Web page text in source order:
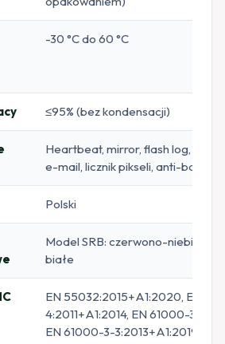
-30 °C do 60 °C
≤95% (bez kondensacji)
Heartbeat, mirror, flash log, reset
e-mail, licznik pikseli, anti-banding
Polski
Model SRB: czerwono-
białe
EN 55032:2015+A1:2020, EN
4:2011+A1:2014, EN 61000-3-
EN 61000-3-